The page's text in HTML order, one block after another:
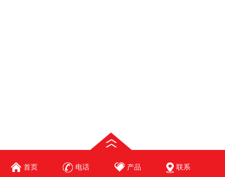
首页 电话 产品 联系